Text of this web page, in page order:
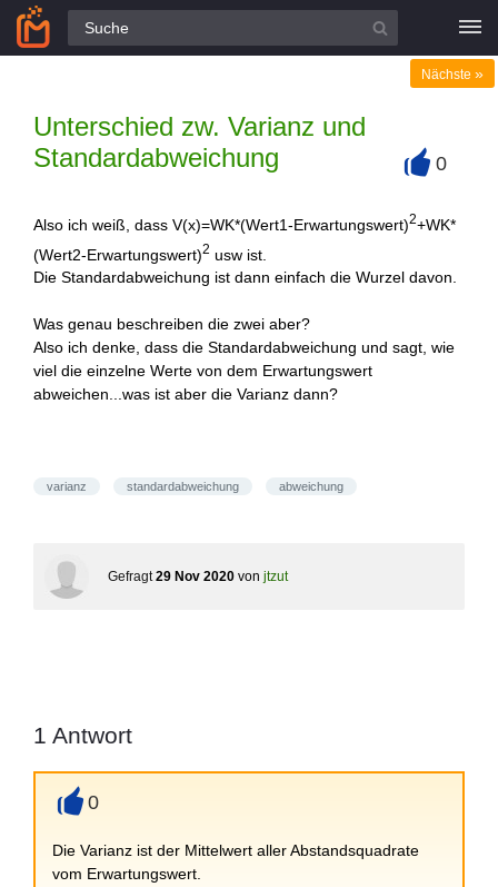
Alle Fragen
Unterschied zw. Varianz und
Standardabweichung
Nächste »
0
Also ich weiß, dass V(x)=WK*(Wert1-Erwartungswert)2+WK*
(Wert2-Erwartungswert)2 usw ist.
Die Standardabweichung ist dann einfach die Wurzel davon.
Was genau beschreiben die zwei aber?
Also ich denke, dass die Standardabweichung und sagt, wie
viel die einzelne Werte von dem Erwartungswert
abweichen...was ist aber die Varianz dann?
varianz standardabweichung abweichung
Gefragt 29 Nov 2020 von jtzut
1 Antwort
0
Die Varianz ist der Mittelwert aller Abstandsquadrate
vom Erwartungswert.